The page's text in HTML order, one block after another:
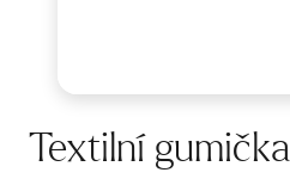
Textilní gumička